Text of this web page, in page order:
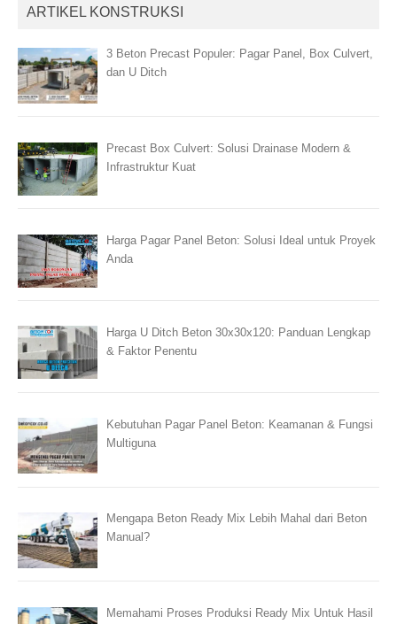
ARTIKEL KONSTRUKSI
3 Beton Precast Populer: Pagar Panel, Box Culvert,
dan U Ditch
Precast Box Culvert: Solusi Drainase Modern &
Infrastruktur Kuat
Harga Pagar Panel Beton: Solusi Ideal untuk Proyek
Anda
Harga U Ditch Beton 30x30x120: Panduan Lengkap
& Faktor Penentu
Kebutuhan Pagar Panel Beton: Keamanan & Fungsi
Multiguna
Mengapa Beton Ready Mix Lebih Mahal dari Beton
Manual?
Memahami Proses Produksi Ready Mix Untuk Hasil